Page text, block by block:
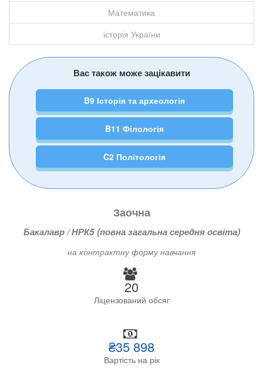
Математика
історія України
Вас також може зацікавити
B9 Історія та археологія
B11 Філологія
C2 Політологія
Заочна
Бакалавр / НРК5 (повна загальна середня освіта)
на контрактну форму навчання
20
Ліцензований обсяг
₴35 898
Вартість на рік